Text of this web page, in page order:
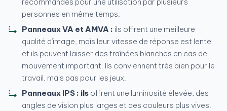
personnes en même temps.
Panneaux VA et AMVA : ils offrent une meilleure
qualité d'image, mais leur vitesse de réponse est lente
et ils peuvent laisser des traînées blanches en cas de
mouvement important. Ils conviennent très bien pour le
travail, mais pas pour les jeux.
Panneaux IPS : ils offrent une luminosité élevée, des
angles de vision plus larges et des couleurs plus vives.